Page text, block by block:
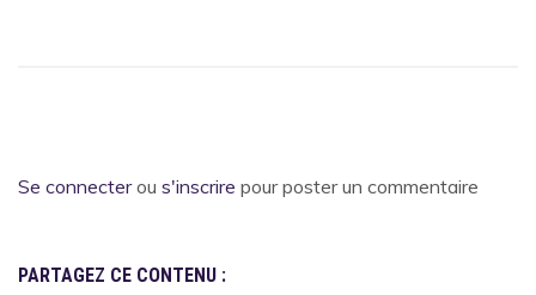
Se connecterou s'inscrire pour poster un commentaire
PARTAGEZ CE CONTENU :